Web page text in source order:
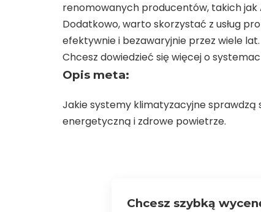
renomowanych producentów, takich jak
Dodatkowo, warto skorzystać z usług
efektywnie i bezawaryjnie przez wiele lat.
Chcesz dowiedzieć się więcej o
Opis meta:
Jakie systemy klimatyzacyjne sprawdzą
energetyczną i zdrowe powietrze.
Chcesz szybką